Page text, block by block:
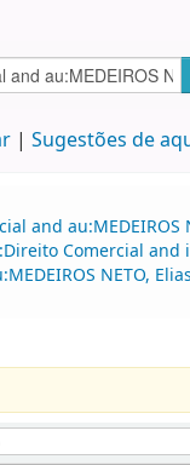
Sugestões de
and au:MEDEIROS
Comercial and
NETO,